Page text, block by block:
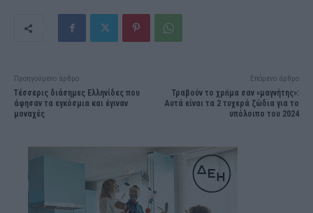
Προηγούμενο άρθρο
Τέσσερις διάσημες Ελληνίδες που
άφησαν τα εγκόσμια και έγιναν
μοναχές
Επόμενο άρθρο
Τραβούν το χρńμα σαν «μαγνήτης»:
Αυτά είναι τα 2 τυχερά ζώδια για το
υπόλοιπο του 2024